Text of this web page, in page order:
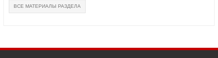
ВСЕ МАТЕРИАЛЫ РАЗДЕЛА